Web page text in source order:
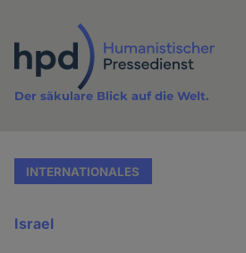
Inhalt
Der säkulare Blick auf die Welt.
INTERNATIONALES
Israel